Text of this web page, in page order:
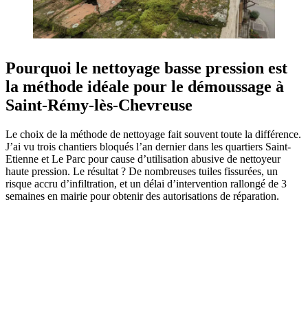
Pourquoi le nettoyage basse pression est
la méthode idéale pour le démoussage à
Saint-Rémy-lès-Chevreuse
Le choix de la méthode de nettoyage fait souvent toute la différence.
J’ai vu trois chantiers bloqués l’an dernier dans les quartiers Saint-
Etienne et Le Parc pour cause d’utilisation abusive de nettoyeur
haute pression. Le résultat ? De nombreuses tuiles fissurées, un
risque accru d’infiltration, et un délai d’intervention rallongé de 3
semaines en mairie pour obtenir des autorisations de réparation.